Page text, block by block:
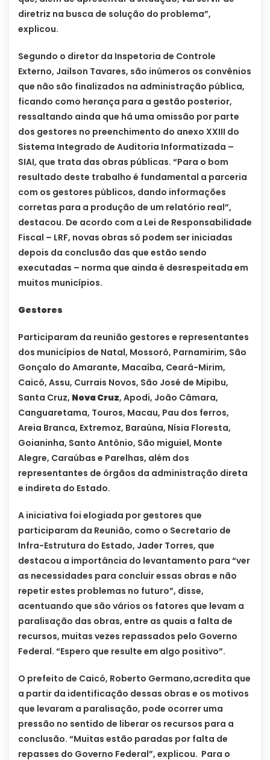
diretriz na busca de solução do problema”,
explicou.
Segundo o diretor da Inspetoria de Controle
Externo, Jailson Tavares, são inúmeros os convênios
que não são finalizados na administração pública,
ficando como herança para a gestão posterior,
ressaltando ainda que há uma omissão por parte
dos gestores no preenchimento do anexo XXIII do
Sistema Integrado de Auditoria Informatizada –
SIAI, que trata das obras públicas. “Para o bom
resultado deste trabalho é fundamental a parceria
com os gestores públicos, dando informações
corretas para a produção de um relatório real”,
destacou. De acordo com a Lei de Responsabilidade
Fiscal – LRF, novas obras só podem ser iniciadas
depois da conclusão das que estão sendo
executadas – norma que ainda é desrespeitada em
muitos municípios.
Gestores
Participaram da reunião gestores e representantes
dos municípios de Natal, Mossoró, Parnamirim, São
Gonçalo do Amarante, Macaíba, Ceará-Mirim,
Caicó, Assu, Currais Novos, São José de Mipibu,
Santa Cruz, Nova Cruz, Apodi, João Câmara,
Canguaretama, Touros, Macau, Pau dos ferros,
Areia Branca, Extremoz, Baraúna, Nísia Floresta,
Goianinha, Santo Antônio, São miguiel, Monte
Alegre, Caraúbas e Parelhas, além dos
representantes de órgãos da administração direta
e indireta do Estado.
A iniciativa foi elogiada por gestores que
participaram da Reunião, como o Secretario de
Infra-Estrutura do Estado, Jader Torres, que
destacou a importância do levantamento para “ver
as necessidades para concluir essas obras e não
repetir estes problemas no futuro”, disse,
acentuando que são vários os fatores que levam a
paralisação das obras, entre as quais a falta de
recursos, muitas vezes repassados pelo Governo
Federal. “Espero que resulte em algo positivo”.
O prefeito de Caicó, Roberto Germano,acredita que
a partir da identificação dessas obras e os motivos
que levaram a paralisação, pode ocorrer uma
pressão no sentido de liberar os recursos para a
conclusão. “Muitas estão paradas por falta de
repasses do Governo Federal”, explicou. Para o